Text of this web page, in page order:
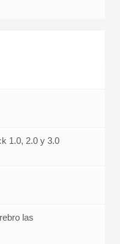
1.0, 2.0 y 3.0
las